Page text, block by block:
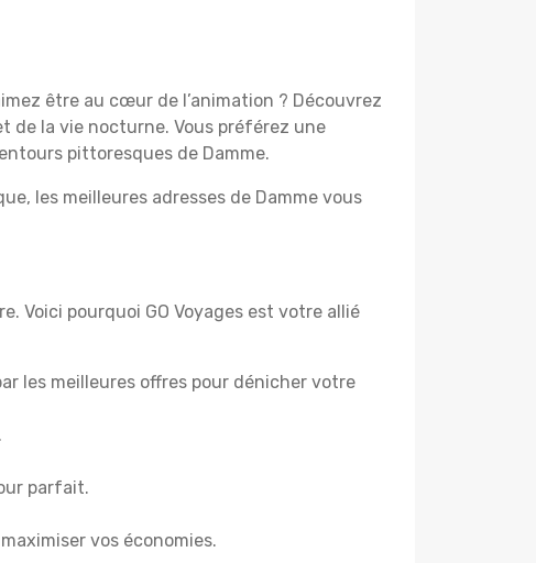
être au cœur de l’animation ? Découvrez
de la vie nocturne. Vous préférez une
pittoresques de Damme.
les meilleures adresses de Damme vous
Voici pourquoi GO Voyages est votre allié
les meilleures offres pour dénicher votre
parfait.
vos économies.